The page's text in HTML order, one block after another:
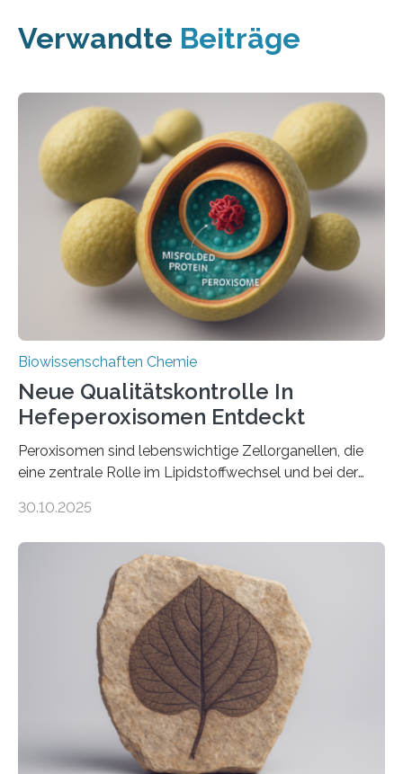
Verwandte Beiträge
Biowissenschaften Chemie
Neue Qualitätskontrolle In
Hefeperoxisomen Entdeckt
Peroxisomen sind lebenswichtige Zellorganellen, die
eine zentrale Rolle im Lipidstoffwechsel und bei der
erfüllen können, müssen zahlreiche Enzyme präzise in
der Ruhr-Universität Bochum um Prof. Dr. Ralf Erdmann
und Dr. Ismaila Francis Yusuf hat nun einen bislang
unbekannten Qualitätskontrollmechanismus des
peroxisomalen Proteintransports in der Bäckerhefe
Saccharomyces cerevisiae entdeckt, der für die
Funktionsfähigkeit der Organellen entscheidend ist. Die
Studie wurde am 28. Oktober 2025 in der
Fachzeitschrift…
30.10.2025